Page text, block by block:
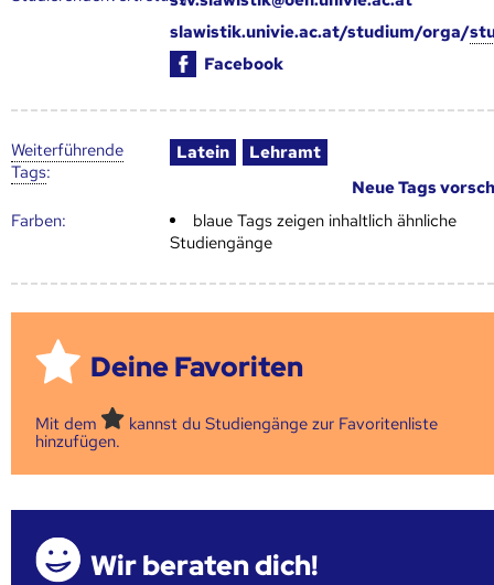
slawistik.univie.ac.at/studium/orga/
Facebook
Weiter­führende
Tags:
Latein
Lehramt
Neue Tags
Farben:
blaue Tags zeigen inhaltlich ähnliche
Studiengänge
Deine Favoriten
Mit dem
kannst du Studiengänge zur Favoritenliste
hinzufügen.
Wir beraten dich!